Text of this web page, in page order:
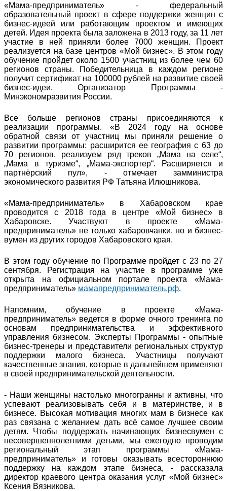
«Мама-предприниматель» - федеральный
образовательный проект в сфере поддержки женщин с
бизнес-идеей или работающим проектом и имеющих
детей. Идея проекта была заложена в 2013 году, за 11 лет
участие в ней приняли более 7000 женщин. Проект
реализуется на базе центров «Мой бизнес». В этом году
обучение пройдет около 1500 участниц из более чем 60
регионов страны. Победительница в каждом регионе
получит сертификат на 100000 рублей на развитие своей
бизнес-идеи. Организатор Программы -
Минэкономразвития России.
Все больше регионов страны присоединяются к
реализации программы. «В 2024 году на основе
обратной связи от участниц мы приняли решение о
развитии программы: расширится ее география с 63 до
70 регионов, реализуем ряд треков „Мама на селе“,
„Мама в туризме“, „Мама-экспортер“. Расширяется и
партнёрский пул», - отмечает замминистра
экономического развития РФ Татьяна Илюшникова.
«Мама-предприниматель» в Хабаровском крае
проводится с 2018 года в центре «Мой бизнес» в
Хабаровске. Участвуют в проекте «Мама-
предприниматель» не только хабаровчанки, но и бизнес-
вумен из других городов Хабаровского края.
В этом году обучение по Программе пройдет с 23 по 27
сентября. Регистрация на участие в программе уже
открыта на официальном портале проекта «Мама-
предприниматель» мамапредприниматель.рф.
Напомним, обучение в проекте «Мама-
предприниматель» ведется в форме очного тренинга по
основам предпринимательства и эффективного
управления бизнесом. Эксперты Программы - опытные
бизнес-тренеры и представители региональных структур
поддержки малого бизнеса. Участницы получают
качественные знания, которые в дальнейшем применяют
в своей предпринимательской деятельности.
- Наши женщины настолько многогранны и активны, что
успевают реализовывать себя и в материнстве, и в
бизнесе. Высокая мотивация многих мам в бизнесе как
раз связана с желанием дать всё самое лучшее своим
детям. Чтобы поддержать начинающих бизнесвумен с
несовершеннолетними детьми, мы ежегодно проводим
региональный этап программы «Мама-
предприниматель» и готовы оказывать всестороннюю
поддержку на каждом этапе бизнеса, - рассказала
директор краевого центра оказания услуг «Мой бизнес»
Ксения Вязникова.